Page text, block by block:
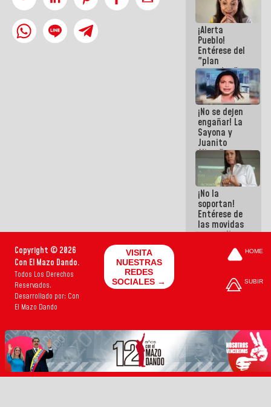
Viceministerio
de Energía
Eléctrica y
CORPOELEC
¡Alerta
Pueblo!
Entérese del
"plan
enjambre"
de La Sayo
para
sabotear el
diálogo y
promover el
caos
¡No se dejen
engañar! La
Sayona y
Juanito
Alimaña son
harina del
mismo
costal
¡No la
soportan!
Entérese de
las movidas
que realizan
cómplices
sacudírsela
Copyright © 2026
Con El Mazo Dando.
Todos Los Derechos
Reservados.
Desarrollado por: Con
El Mazo Dando
VISITA
NUESTRAS
REDES
SOCIALES →
HOME
SUBIR